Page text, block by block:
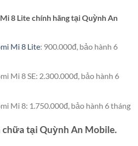
8 Lite chính hãng tại Quỳnh An
Mi 8 Lite: 900.000đ, bảo hành 6
Mi 8 SE: 2.300.000đ, bảo hành 6
Mi 8: 1.750.000đ, bảo hành 6 tháng
tại Quỳnh An Mobile.